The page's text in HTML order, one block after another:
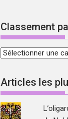
Classement
Classement
sujets
Articles les